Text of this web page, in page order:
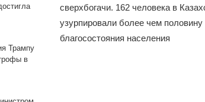
сверхбогачи. 162 человека в
узурпировали более чем
благосостояния населения
Трампу
в